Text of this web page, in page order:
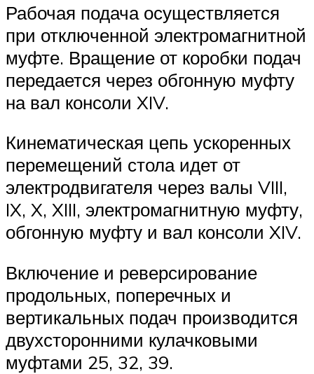
Рабочая подача осуществляется
при отключенной электромагнитной
муфте. Вращение от коробки подач
передается через обгонную муфту
на вал консоли XIV.
Кинематическая цепь ускоренных
перемещений стола идет от
электродвигателя через валы VIII,
IX, X, XIII, электромагнитную муфту,
обгонную муфту и вал консоли XIV.
Включение и реверсирование
продольных, поперечных и
вертикальных подач производится
двухсторонними кулачковыми
муфтами 25, 32, 39.